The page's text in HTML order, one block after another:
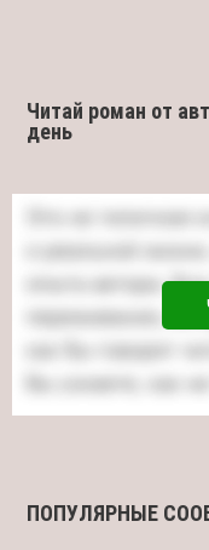
Читай роман от
день
ПОПУЛЯРНЫЕ